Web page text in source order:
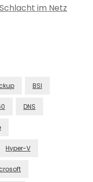
im Netz
BSI
DNS
Hyper-V